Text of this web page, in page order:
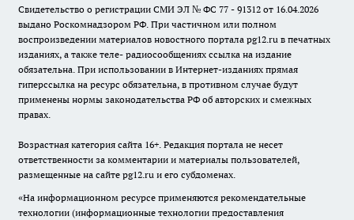
Свидетельство о регистрации СМИ ЭЛ № ФС 77 - 91312 от 16.04.2026
выдано Роскомнадзором РФ. При частичном или полном
воспроизведении материалов новостного портала pg12.ru в печатных
изданиях, а также теле- радиосообщениях ссылка на издание
обязательна. При использовании в Интернет-изданиях прямая
гиперссылка на ресурс обязательна, в противном случае будут
применены нормы законодательства РФ об авторских и смежных
правах.
Возрастная категория сайта 16+. Редакция портала не несет
ответственности за комментарии и материалы пользователей,
размещенные на сайте pg12.ru и его субдоменах.
«На информационном ресурсе применяются рекомендательные
технологии (информационные технологии предоставления